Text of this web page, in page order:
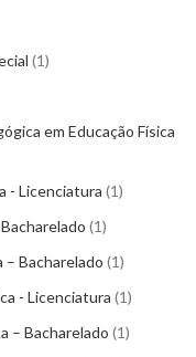
1
em Educação Física
- Licenciatura 1
1
– Bacharelado 1
- Licenciatura 1
– Bacharelado 1